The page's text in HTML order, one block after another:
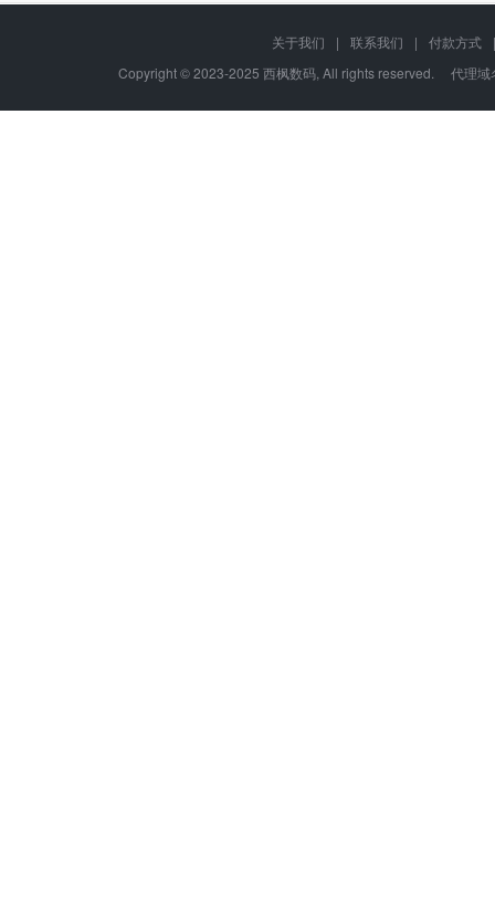
关于我们 | 联系我们 | 付款方式
|
Copyright © 2023-2025 西枫数码, All rights reserved. 代理